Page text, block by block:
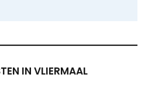
IN VLIERMAAL